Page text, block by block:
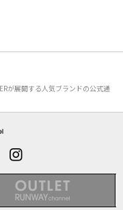
が展開する人気ブランドの公式通